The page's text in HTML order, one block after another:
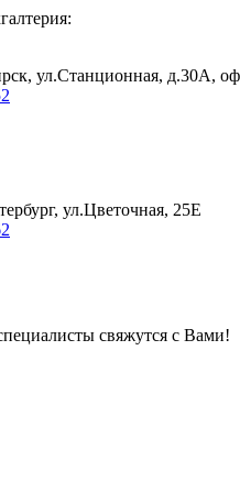
ул.Станционная, д.30А,
ул.Цветочная, 25Е
свяжутся с Вами!